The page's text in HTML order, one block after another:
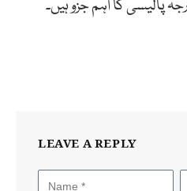
پالیسی کا اہم جزو ہیں۔
LEAVE A REPLY